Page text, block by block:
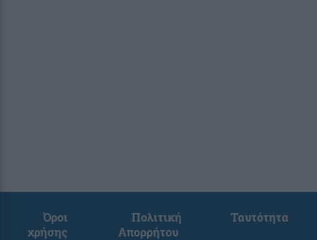
Όροι
χρήσης
Πολιτική
Απορρήτου
Ταυτότητα